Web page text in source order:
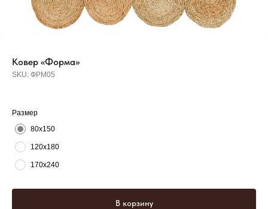
Ковер «Форма»
SKU: ФРМ05
Размер
80х150
120х180
170х240
В корзину